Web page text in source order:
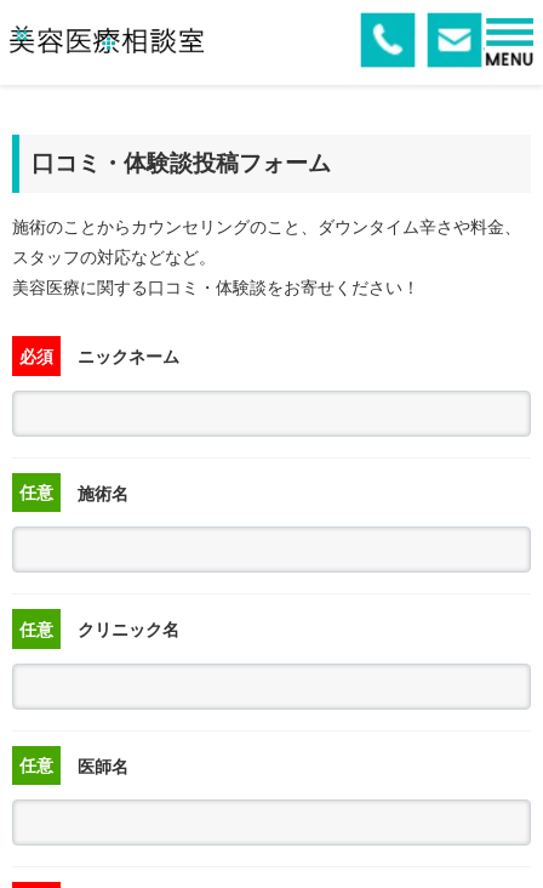
口コミ・体験談投稿フォーム
施術のことからカウンセリングのこと、ダウンタイム辛さや料金、
スタッフの対応などなど。
美容医療に関する口コミ・体験談をお寄せください！
必須 ニックネーム
任意 施術名
任意 クリニック名
任意 医師名